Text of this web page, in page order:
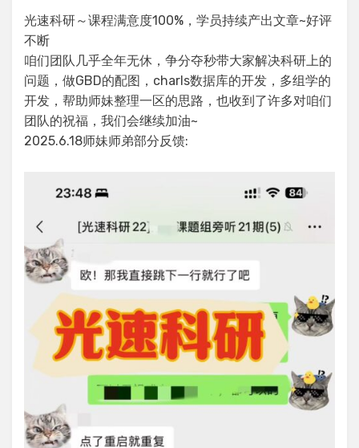
光速科研～课程满意度100%，学员持续产出文章~好评
不断
咱们团队几乎全年无休，争分夺秒带大家解决科研上的
问题，做GBD的配图，charls数据库的开发，多组学的
开发，帮助师妹整理一区的思路，也收到了许多对咱们
团队的祝福，我们会继续加油~
2025.6.18师妹师弟部分反馈: